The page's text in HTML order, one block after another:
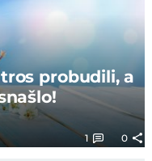
probudili, a
1 0